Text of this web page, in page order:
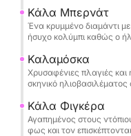
νοτιοανατολικής
τον ρυθμό της
περάσουμε από
Ντιάβολο, θα
άγρια και παρθένα
Θα πλεύσετε
κρυστάλλινα νερά,
χαλάρωση σε
Κάλα Μπερνάτ
Ένα κρυμμένο διαμάντι
ήσυχο κολύμπι καθώς ο
Καλαμόσκα
Χρυσαφένιες πλαγιές
σκηνικό
Κάλα Φιγκέρα
Αγαπημένος στους
φως και τον